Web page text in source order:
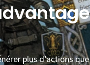
plus d’actions que